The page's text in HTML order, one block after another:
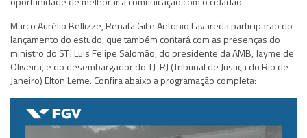
Marco Aurélio Bellizze, Renata Gil e Antonio Lavareda participarão do
lançamento do estudo, que também contará com as presenças do
ministro do STJ Luis Felipe Salomão, do presidente da AMB, Jayme de
Oliveira, e do desembargador do TJ-RJ (Tribunal de Justiça do Rio de
Janeiro) Elton Leme. Confira abaixo a programação completa: